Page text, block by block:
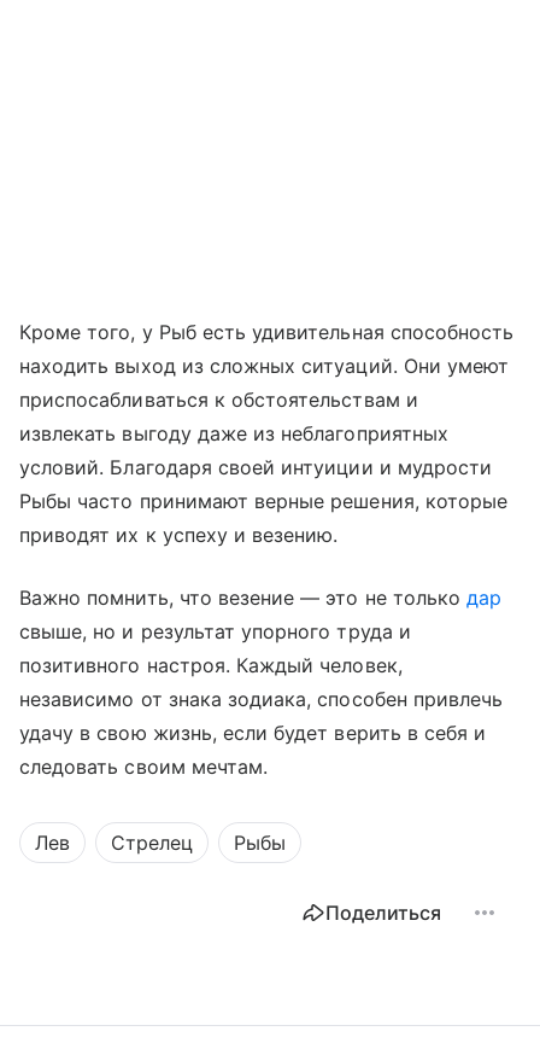
Кроме того, у Рыб есть удивительная способность
находить выход из сложных ситуаций. Они умеют
приспосабливаться к обстоятельствам и
извлекать выгоду даже из неблагоприятных
условий. Благодаря своей интуиции и мудрости
Рыбы часто принимают верные решения, которые
приводят их к успеху и везению.
Важно помнить, что везение — это не толькодар
свыше, но и результат упорного труда и
позитивного настроя. Каждый человек,
независимо от знака зодиака, способен привлечь
удачу в свою жизнь, если будет верить в себя и
следовать своим мечтам.
Лев Стрелец Рыбы
Поделиться